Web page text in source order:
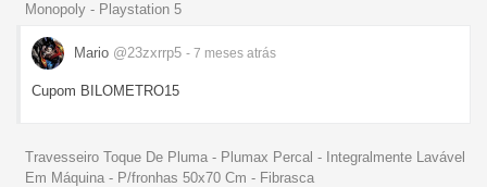
Monopoly - Playstation 5
Mario @23zxrrp5 - 7 meses atrás
Cupom BILOMETRO15
Travesseiro Toque De Pluma - Plumax Percal - Integralmente Lavável
Em Máquina - P/fronhas 50x70 Cm - Fibrasca